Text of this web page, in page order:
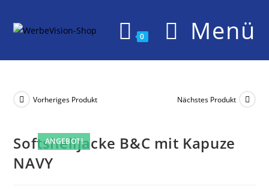
Inhalt
springen
0 Menü
ANGEBOT!
Vorheriges Produkt Nächstes Produkt
Softshelljacke B&C mit Kapuze
NAVY